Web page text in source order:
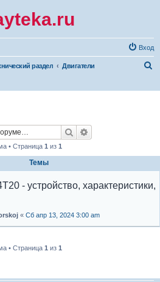
Вход
раздел
Двигатели
Поиск
• Страница 1 из 1
Темы
- устройство, характеристики,
« Сб апр 13, 2024 3:00 am
• Страница 1 из 1